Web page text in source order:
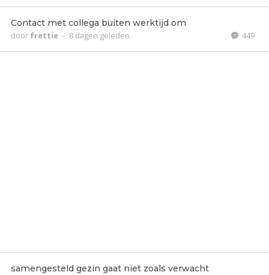
Contact met collega buiten werktijd om
door frettie - 8 dagen geleden 449
samengesteld gezin gaat niet zoals verwacht